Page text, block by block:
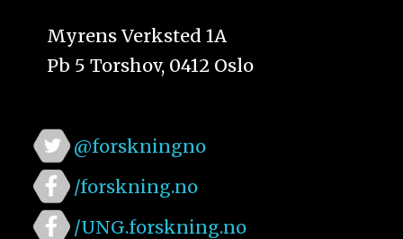
Myrens Verksted 1A
Pb 5 Torshov, 0412 Oslo
@forskningno
/forskning.no
/UNG.forskning.no